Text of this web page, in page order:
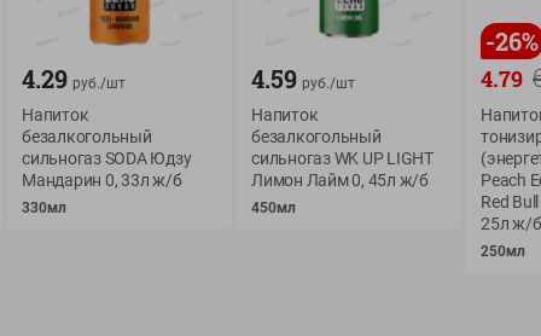
О сервисе
Возврат товара
Оформление заказа
История покупок
Обратная связь
Приложение Green c
доставкой и
4.29 руб./шт
Напиток
безалкогольный
сильногаз SODA Юдзу
Мандарин 0, 33л ж/б
330мл
4.59 руб./шт
Напиток
безалкогольный
сильногаз WK UP LIGHT
Лимон Лайм 0, 45л ж/б
450мл
-26%
4.79
Peach
Red
25л ж/б
250мл